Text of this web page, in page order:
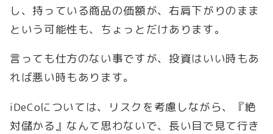
し、持っている商品の価額が、右肩下がりのまま
という可能性も、ちょっとだけあります。
言っても仕方のない事ですが、投資はいい時もあ
れば悪い時もあります。
iDeCoについては、リスクを考慮しながら、『絶
対儲かる』なんて思わないで、長い目で見て行き